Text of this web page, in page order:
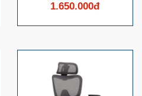
1.650.000đ